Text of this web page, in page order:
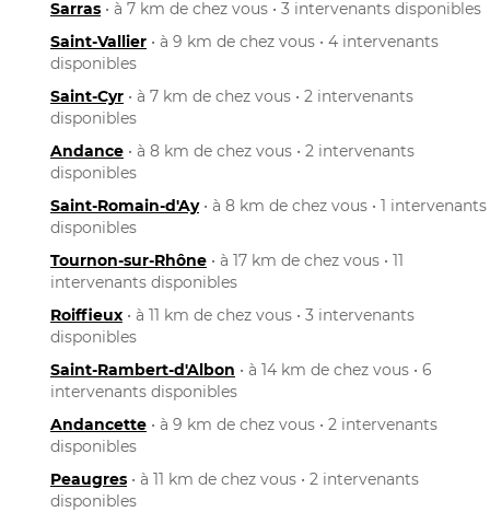
Sarras • à 7 km de chez vous • 3 intervenants disponibles
Saint-Vallier • à 9 km de chez vous • 4 intervenants
disponibles
Saint-Cyr • à 7 km de chez vous • 2 intervenants
disponibles
Andance • à 8 km de chez vous • 2 intervenants
disponibles
Saint-Romain-d'Ay• à 8 km de chez vous • 1 intervenants
disponibles
Tournon-sur-Rhône • à 17 km de chez vous • 11
intervenants disponibles
Roiffieux • à 11 km de chez vous • 3 intervenants
disponibles
Saint-Rambert-d'Albon • à 14 km de chez vous • 6
intervenants disponibles
Andancette • à 9 km de chez vous • 2 intervenants
disponibles
Peaugres • à 11 km de chez vous • 2 intervenants
disponibles